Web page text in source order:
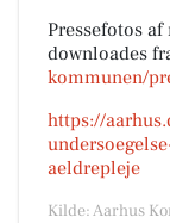
Pressefotos
downloades
kommunen/
https://
aeldrepleje
Kilde: Aarhus